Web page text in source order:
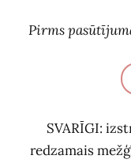
Pirms
SVARĪGI:
redzamais